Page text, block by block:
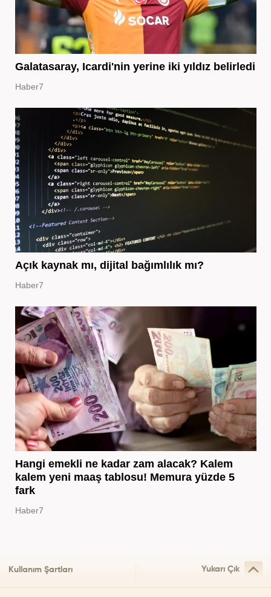
Galatasaray, Icardi'nin yerine iki yıldız belirledi
Haber7
Açık kaynak mı, dijital bağımlılık mı?
Haber7
Hangi emekli ne kadar zam alacak? Kalem
kalem yeni maaş tablosu! Memura yüzde 5
fark
Haber7
Kullanım Şartları Yukarı Çık